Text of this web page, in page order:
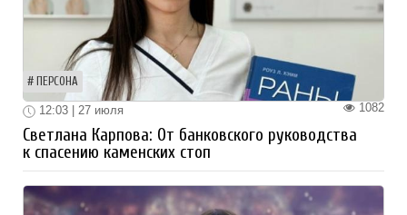
ПЕРСОНА
1082
12:03 | 27 июля
Светлана Карпова: От банковского руководства
к спасению каменских стоп